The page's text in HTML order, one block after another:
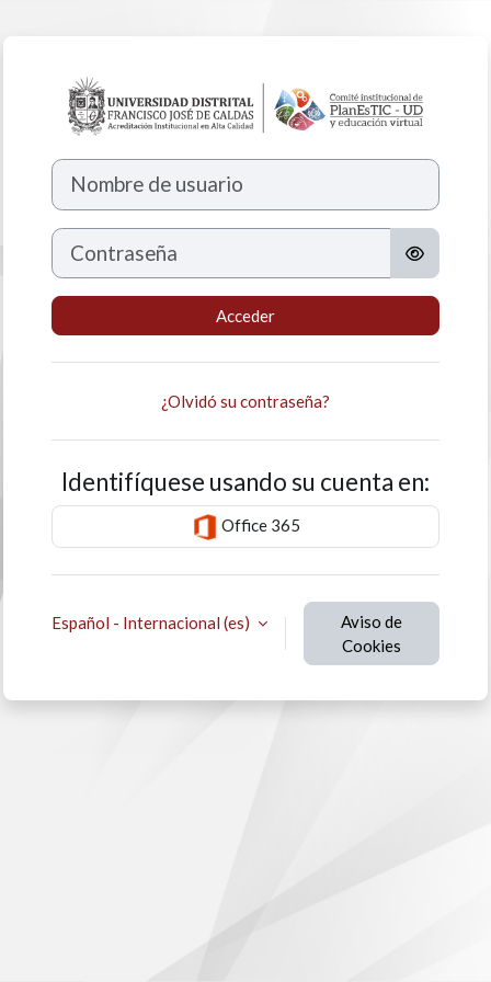
Entrar a Aulas
Nombre de usuario
Contraseña
Acceder
¿Olvidó su contraseña?
Identifíquese usando su cuenta en:
Office 365
Español - Internacional ‎(es)‎
Aviso de
Cookies